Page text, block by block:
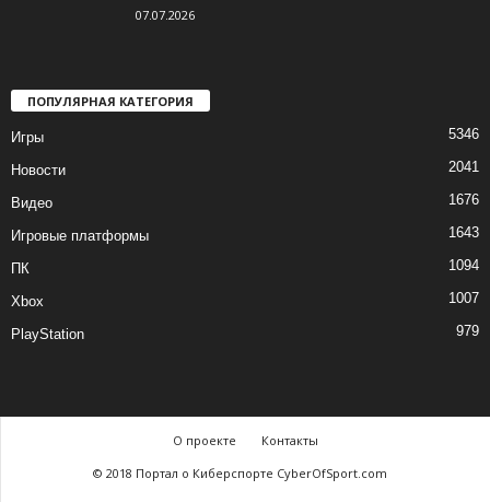
07.07.2026
ПОПУЛЯРНАЯ КАТЕГОРИЯ
Игры 5346
Новости 2041
Видео 1676
Игровые платформы 1643
ПК 1094
Xbox 1007
PlayStation 979
О проекте
Контакты
© 2018 Портал о Киберспорте CyberOfSport.com